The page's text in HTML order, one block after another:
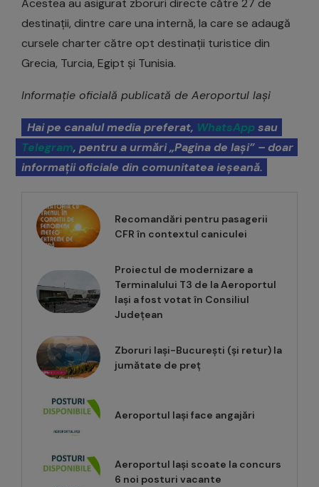
Acestea au asigurat zboruri directe către 27 de
destinații, dintre care una internă, la care se adaugă
cursele charter către opt destinații turistice din
Grecia, Turcia, Egipt și Tunisia.
Informație oficială publicată de Aeroportul Iași
Hai pe canalul media preferat, WhatsAppsau
Telegram, pentru a urmări „Pagina de Iași” – doar
informații oficiale din comunitatea ieșeană.
Recomandări pentru pasagerii
CFR în contextul caniculei
Proiectul de modernizare a
Terminalului T3 de la Aeroportul
Iași a fost votat în Consiliul
Județean
Zboruri Iași-București (și retur) la
jumătate de preț
Aeroportul Iași face angajări
Aeroportul Iași scoate la concurs
6 noi posturi vacante